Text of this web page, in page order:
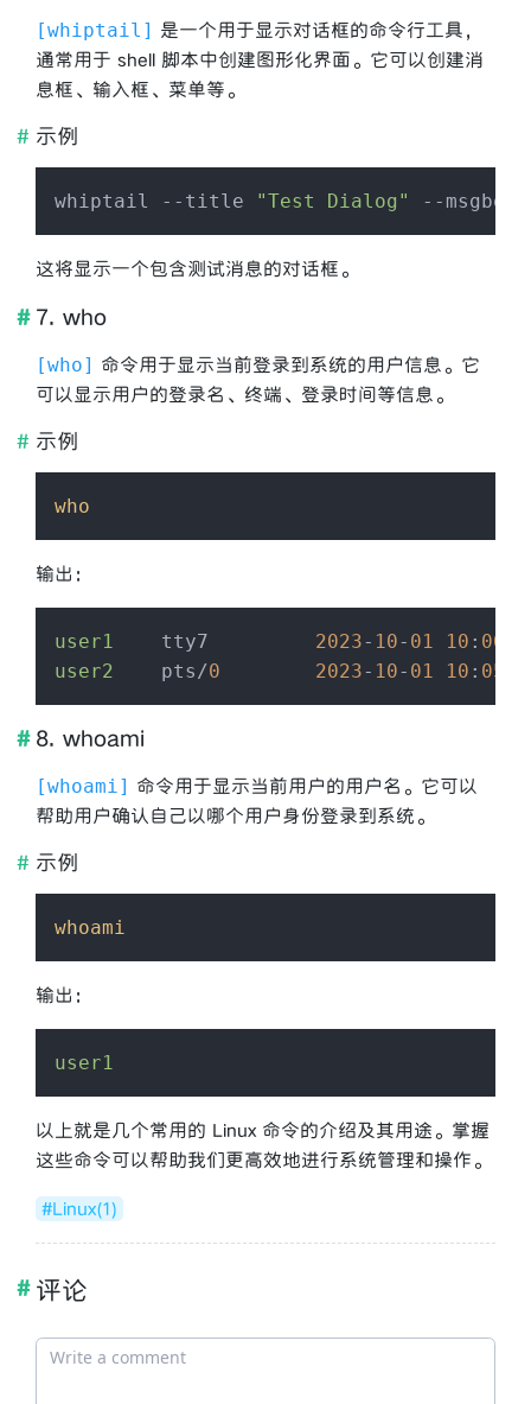
whiptail
是一个用于显示对话框的命令行工具，
通常用于 shell 脚本中创建图形化界面。它可以创建消
息框、输入框、菜单等。
示例
whiptail --title "Test Dialog" --msgbox
这将显示一个包含测试消息的对话框。
7. who
who
命令用于显示当前登录到系统的用户信息。它
可以显示用户的登录名、终端、登录时间等信息。
示例
who
输出：
user1
    tty7
2023- 10- 01 10 : 00
user2
    pts/
0 2023- 10- 01 10 : 05
8. whoami
whoami
命令用于显示当前用户的用户名。它可以
帮助用户确认自己以哪个用户身份登录到系统。
示例
whoami
输出：
user1
以上就是几个常用的 Linux 命令的介绍及其用途。掌握
这些命令可以帮助我们更高效地进行系统管理和操作。
#Linux(1)
评论